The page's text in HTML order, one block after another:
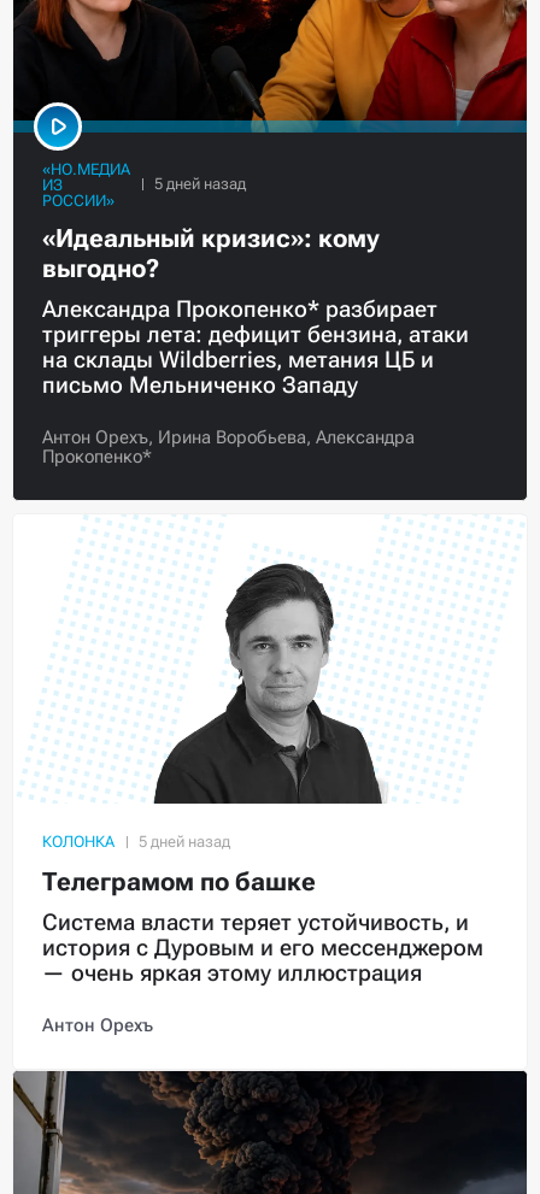
«НО.МЕДИА
ИЗ
РОССИИ»
«Идеальный кризис»: кому
выгодно?
Александра Прокопенко* разбирает
триггеры лета: дефицит бензина, атаки
на склады Wildberries, метания ЦБ и
письмо Мельниченко Западу
Антон Орехъ, Ирина Воробьева, Александра
Прокопенко*
КОЛОНКА
Телеграмом по башке
Система власти теряет устойчивость, и
история с Дуровым и его мессенджером
— очень яркая этому иллюстрация
Антон Орехъ